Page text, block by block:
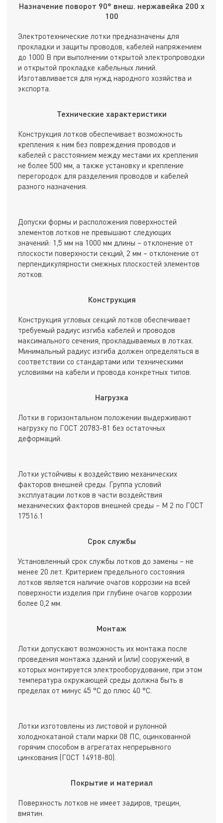
Назначение поворот 90° внеш. нержавейка 200 х
100
Электротехнические лотки предназначены для
прокладки и защиты проводов, кабелей напряжением
до 1000 В при выполнении открытой электропроводки
и открытой прокладке кабельных линий.
Изготавливается для нужд народного хозяйства и
экспорта.
Технические характеристики
Конструкция лотков обеспечивает возможность
крепления к ним без повреждения проводов и
кабелей с расстоянием между местами их крепления
не более 500 мм, а также установку и крепление
перегородок для разделения проводов и кабелей
разного назначения.
Допуски формы и расположения поверхностей
элементов лотков не превышают следующих
значений: 1,5 мм на 1000 мм длины – отклонение от
плоскости поверхности секций, 2 мм – отклонение от
перпендикулярности смежных плоскостей элементов
лотков.
Конструкция
Конструкция угловых секций лотков обеспечивает
требуемый радиус изгиба кабелей и проводов
максимального сечения, прокладываемых в лотках.
Минимальный радиус изгиба должен определяться в
соответствии со стандартами или техническими
условиями на кабели и провода конкретных типов.
Нагрузка
Лотки в горизонтальном положении выдерживают
нагрузку по ГОСТ 20783-81 без остаточных
деформаций.
Лотки устойчивы к воздействию механических
факторов внешней среды. Группа условий
эксплуатации лотков в части воздействия
механических факторов внешней среды – М 2 по ГОСТ
17516.1
Срок службы
Установленный срок службы лотков до замены – не
менее 20 лет. Критерием предельного состояния
лотков является наличие очагов коррозии на всей
поверхности изделия при глубине очагов коррозии
более 0,2 мм.
Монтаж
Лотки допускают возможность их монтажа после
проведения монтажа зданий и (или) сооружений, в
которых монтируется электрооборудование, при этом
температура окружающей среды должна быть в
пределах от минус 45 °С до плюс 40 °С.
Лотки изготовлены из листовой и рулонной
холоднокатаной стали марки 08 ПС, оцинкованной
горячим способом в агрегатах непрерывного
цинкования (ГОСТ 14918-80).
Покрытие и материал
Поверхность лотков не имеет задиров, трещин,
вмятин.